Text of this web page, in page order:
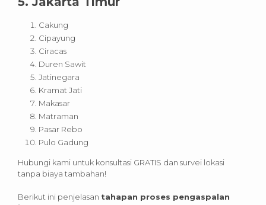
Cakung
Cipayung
Ciracas
Duren Sawit
Jatinegara
Kramat Jati
Makasar
Matraman
Pasar Rebo
Pulo Gadung
Hubungi kami untuk konsultasi GRATIS dan survei lokasi
tanpa biaya tambahan!
Berikut ini penjelasan tahapan proses pengaspalan